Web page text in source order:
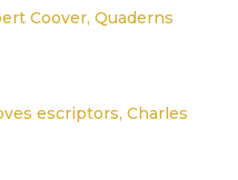
Coover, Quaderns
escriptors, Charles